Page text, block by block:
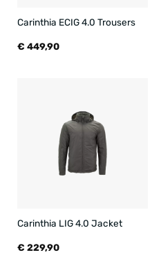
Carinthia ECIG 4.0 Trousers
€ 449,90
Carinthia LIG 4.0 Jacket
€ 229,90